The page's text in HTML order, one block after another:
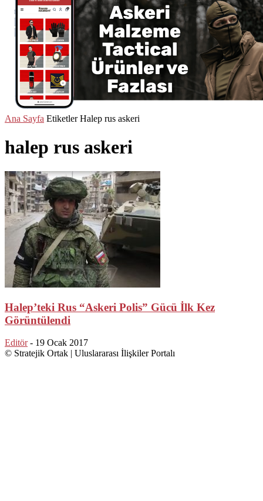
Ana Sayfa Etiketler Halep rus askeri
halep rus askeri
Halep’teki Rus “Askeri Polis” Gücü İlk Kez
Görüntülendi
Editör - 19 Ocak 2017
© Stratejik Ortak | Uluslararası İlişkiler Portalı